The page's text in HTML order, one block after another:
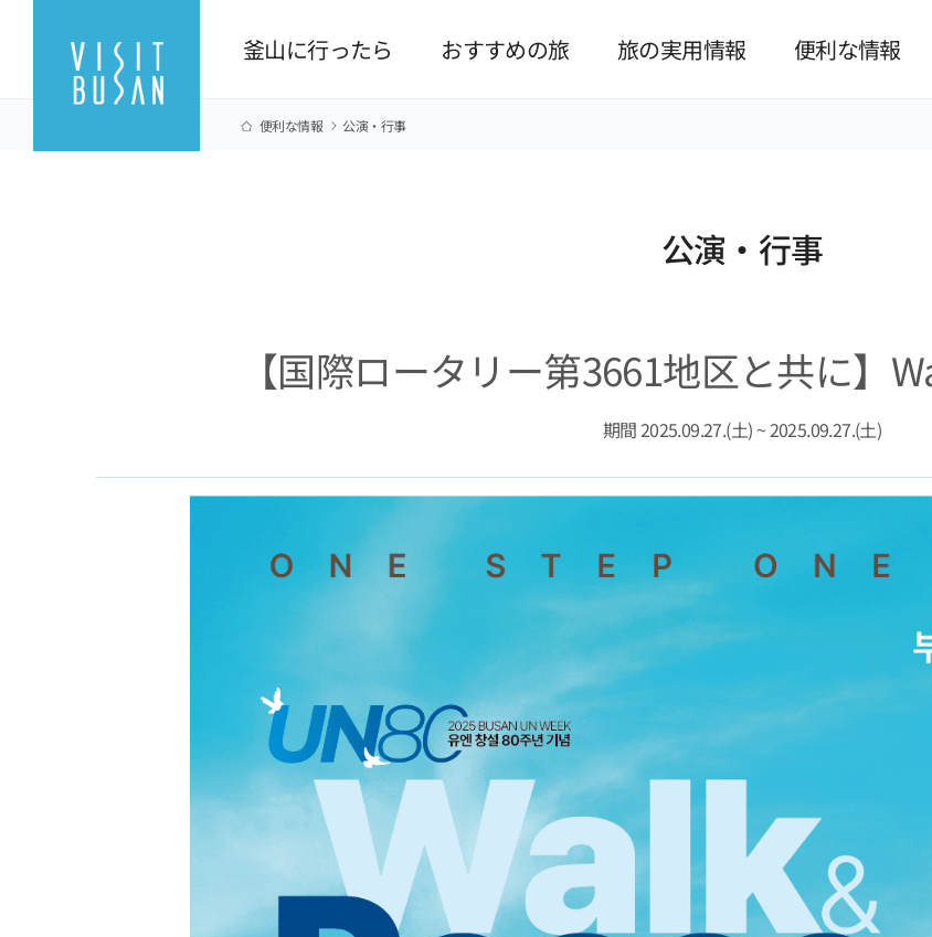
釜山に行ったら おすすめの旅 旅の実用情報 便利な情報
便利な情報 公演·行事
公演·行事
【国際ロータリー第3661地区と共に】
期間 2025.09.27.(土) ~ 2025.09.27.(土)